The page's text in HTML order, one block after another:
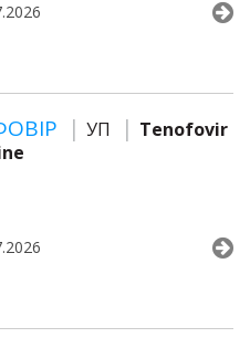
УП
Tenofovir